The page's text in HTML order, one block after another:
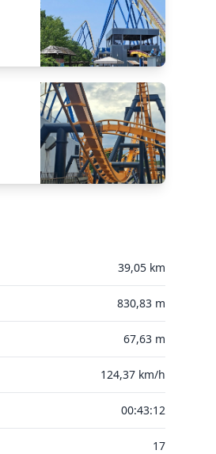
39,05 km
830,83 m
67,63 m
124,37 km/h
00:43:12
17